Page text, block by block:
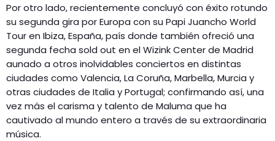
Por otro lado, recientemente concluyó con éxito rotundo
su segunda gira por Europa con su Papi Juancho World
Tour en Ibiza, España, país donde también ofreció una
segunda fecha sold out en el Wizink Center de Madrid
aunado a otros inolvidables conciertos en distintas
ciudades como Valencia, La Coruña, Marbella, Murcia y
otras ciudades de Italia y Portugal; confirmando así, una
vez más el carisma y talento de Maluma que ha
cautivado al mundo entero a través de su extraordinaria
música.